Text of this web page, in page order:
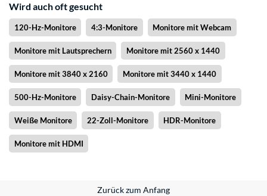
Wird auch oft gesucht
120-Hz-Monitore 4:3-Monitore Monitore mit Webcam
Monitore mit Lautsprechern Monitore mit 2560 x 1440
Monitore mit 3840 x 2160 Monitore mit 3440 x 1440
500-Hz-Monitore Daisy-Chain-Monitore Mini-Monitore
Weiße Monitore 22-Zoll-Monitore HDR-Monitore
Monitore mit HDMI
Zurück zum Anfang